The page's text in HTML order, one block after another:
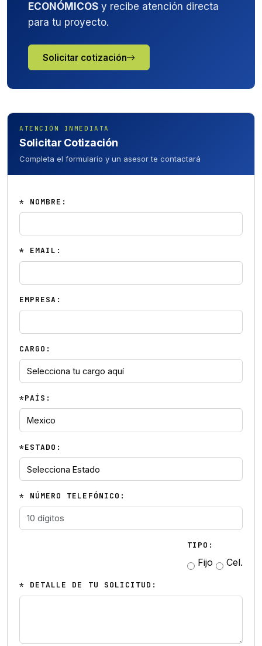
ECONÓMICOS y recibe atención directa
para tu proyecto.
Solicitar cotización
ATENCIÓN INMEDIATA
Solicitar Cotización
Completa el formulario y un asesor te contactará
* NOMBRE:
* EMAIL:
EMPRESA:
CARGO:
*PAÍS:
*ESTADO:
* NÚMERO TELEFÓNICO:
TIPO:
Fijo Cel.
* DETALLE DE TU SOLICITUD: